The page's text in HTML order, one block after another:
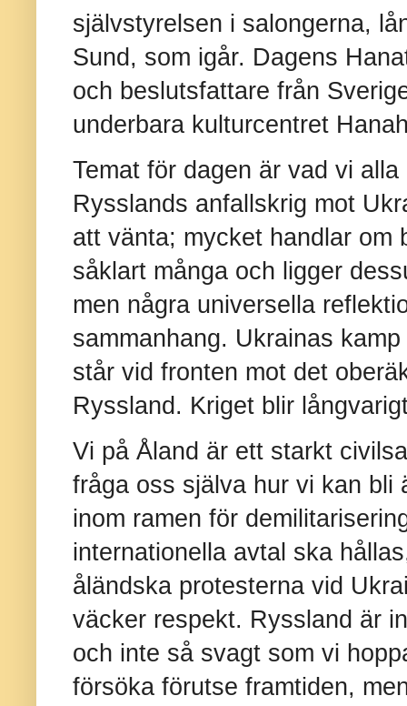
självstyrelsen i salongerna,
Sund, som igår. Dagens
och beslutsfattare från
underbara kulturcentret
Temat för dagen är vad vi
Rysslands anfallskrig mot
att vänta; mycket handlar om
såklart många och ligger
men några universella
sammanhang. Ukrainas
står vid fronten mot det
Ryssland. Kriget blir
Vi på Åland är ett starkt
fråga oss själva hur vi kan bli
inom ramen för
internationella avtal ska
åländska protesterna vid
väcker respekt. Ryssland är
och inte så svagt som vi
försöka förutse framtiden,